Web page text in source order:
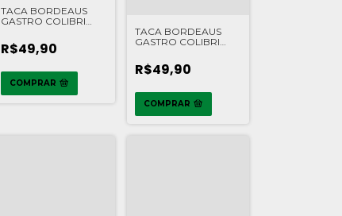
TACA BORDEAUS
GASTRO COLIBRI
BOHI
R$49,90
COMPRAR
TACA BORDEAUS
GASTRO COLIBRI
BOH
R$49,90
COMPRAR